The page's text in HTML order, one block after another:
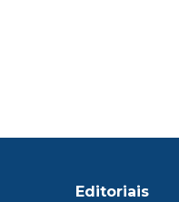
Editoriais